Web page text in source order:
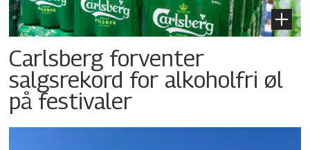
Carlsberg forventer
salgsrekord for alkoholfri øl
på festivaler